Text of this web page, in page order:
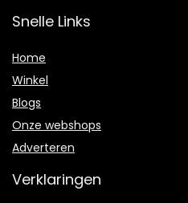
Snelle Links
Home
Winkel
Blogs
Onze webshops
Adverteren
Verklaringen